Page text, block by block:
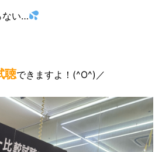
ない…
聴できますよ！(^O^)／